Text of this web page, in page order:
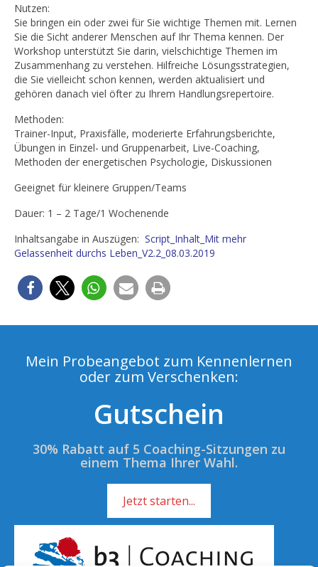
Nutzen:
Sie bringen ein oder zwei für Sie wichtige Themen mit. Lernen
Sie die Sicht anderer Menschen auf Ihr Thema kennen. Der
Workshop unterstützt Sie darin, vielschichtige Themen im
Zusammenhang zu verstehen. Hilfreiche Lösungsstrategien,
die Sie vielleicht schon kennen, werden aktualisiert und
gehören danach viel öfter zu Ihrem Handlungsrepertoire.
Methoden:
Trainer-Input, Praxisfälle, moderierte Erfahrungsberichte,
Übungen in Einzel- und Gruppenarbeit, Live-Coaching,
Methoden der energetischen Psychologie, Diskussionen
Geeignet für kleinere Gruppen/Teams
Dauer: 1 – 2 Tage/1 Wochenende
Inhaltsangabe in Auszügen: Script_Inhalt_Mit mehr
Gelassenheit durchs Leben_V2.2_08.03.2019
Mein Probeangebot zum Kennenlernen
oder zum Verschenken:
Gutschein
30% Rabatt auf 5 Coaching-Sitzungen zu
einem Thema Ihrer Wahl.
Jetzt starten...